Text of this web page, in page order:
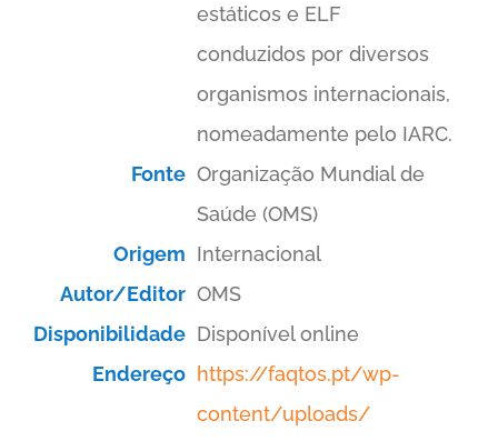
estáticos e ELF
conduzidos por diversos
organismos internacionais,
nomeadamente pelo IARC.
Fonte Organização Mundial de
Saúde (OMS)
Origem Internacional
Autor/Editor OMS
Disponibilidade Disponível online
Endereço https://faqtos.pt/wp-
content/uploads/